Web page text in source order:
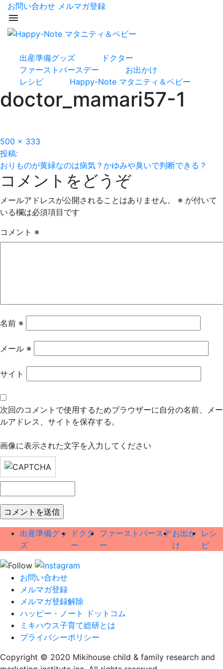
お問い合わせ メルマガ登録
menu
出産準備グッズ
ドクター
ファーストバースデー
お出かけ
レシピ
Happy-Note マタニティ＆ベビー
doctor_mamari57-1
フ
ル
サ
イ
ズ
500 × 333
投
稿
ナ
ビ
ゲ
ン
投稿:
おりものが黄緑なのは病気？かゆみや臭いで判断できる？
コメントをどうぞ
メールアドレスが公開されることはありません。 ※ が付いて
いる欄は必須項目です
コメント ※
名前 ※
メール ※
サイト
次回のコメントで使用するためブラウザーに自分の名前、メー
ルアドレス、サイトを保存する。
画像に表示された文字を入力してください
出産準備グッ
ズ
ドクタ
ー
ファーストバースデ
ー
お出か
け
レシ
ピ
お問い合わせ
メルマガ登録
メルマガ登録解除
ハッピー・ノート ドットコム
ミキハウス子育て総研とは
プライバシーポリシー
Copyright © 2020 Mikihouse child & family research and